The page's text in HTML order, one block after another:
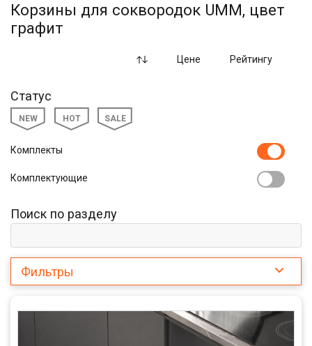
Корзины для соквородок UMM, цвет
графит
Цене Рейтингу
Статус
NEW HOT SALE
Комплекты
Комплектующие
Поиск по разделу
Фильтры